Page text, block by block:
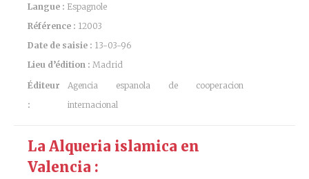
Langue : Espagnole
Référence : 12003
Date de saisie : 13-03-96
Lieu d’édition : Madrid
Éditeur
:
Agencia espanola de cooperacion
internacional
La Alqueria islamica en
Valencia :